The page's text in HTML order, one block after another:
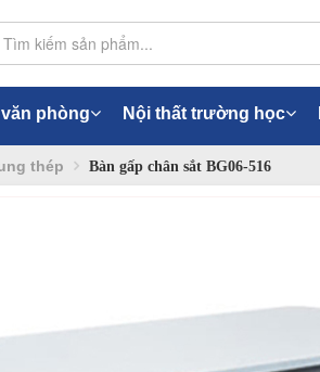
phòng Nội thất trường học
thép Bàn gấp chân sắt BG06-516